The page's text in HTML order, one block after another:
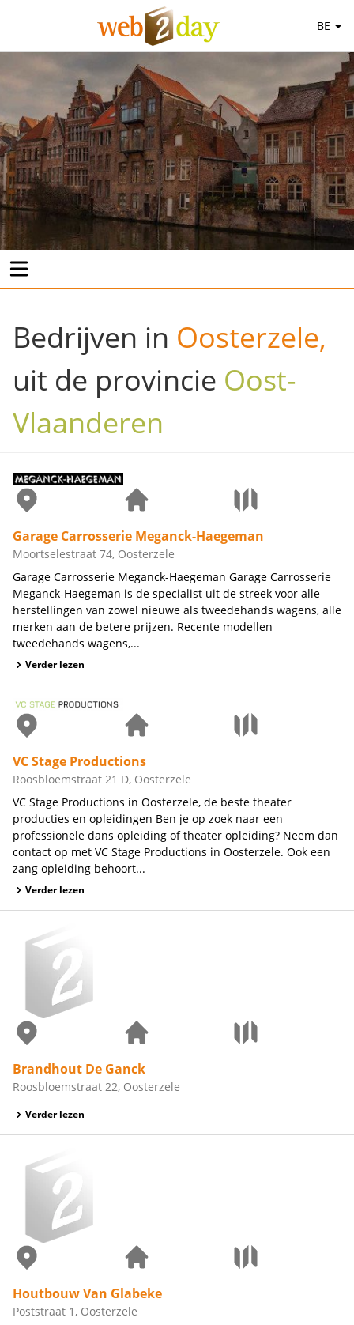
BE
Bedrijven in Oosterzele,
uit de provincie Oost-
Vlaanderen
Garage Carrosserie Meganck-Haegeman
Moortselestraat 74, Oosterzele
Garage Carrosserie Meganck-Haegeman Garage Carrosserie
Meganck-Haegeman is de specialist uit de streek voor alle
herstellingen van zowel nieuwe als tweedehands wagens, alle
merken aan de betere prijzen. Recente modellen
tweedehands wagens,...
Verder lezen
VC Stage Productions
Roosbloemstraat 21 D, Oosterzele
VC Stage Productions in Oosterzele, de beste theater
producties en opleidingen Ben je op zoek naar een
professionele dans opleiding of theater opleiding? Neem dan
contact op met VC Stage Productions in Oosterzele. Ook een
zang opleiding behoort...
Verder lezen
Brandhout De Ganck
Roosbloemstraat 22, Oosterzele
Verder lezen
Houtbouw Van Glabeke
Poststraat 1, Oosterzele